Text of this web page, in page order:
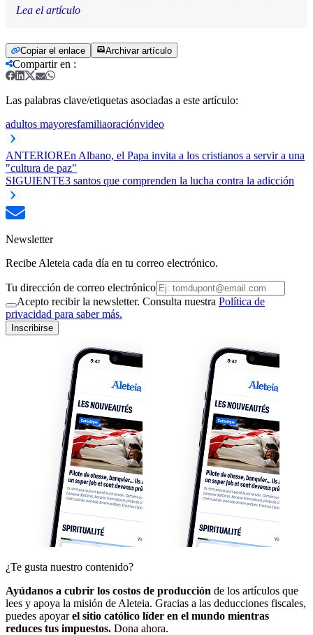
Lea el artículo
Copiar el enlace Archivar artículo
Compartir en :
Las palabras clave/etiquetas asociadas a este artículo:
adultos mayoresfamiliaoraciónvideo
ANTERIOREn Albano, el Papa invita a los cristianos a servir a una
"cultura de paz"
SIGUIENTE3 santos que comprenden la lucha contra la adicción
Newsletter
Recibe Aleteia cada día en tu correo electrónico.
Tu dirección de correo electrónico
Acepto recibir la newsletter. Consulta nuestra Política de
privacidad para saber más.
Inscribirse
¿Te gusta nuestro contenido?
Ayúdanos a cubrir los costos de producción de los artículos que
lees y apoya la misión de Aleteia. Gracias a las deducciones fiscales,
puedes apoyarel sitio católico líder en el mundo mientras
reduces tus impuestos. Dona ahora.